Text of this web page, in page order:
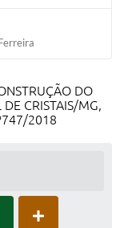
DO
CRISTAIS/MG,
2018